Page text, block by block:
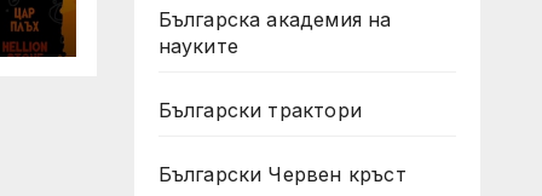
Българска академия на
науките
Български трактори
Български Червен кръст